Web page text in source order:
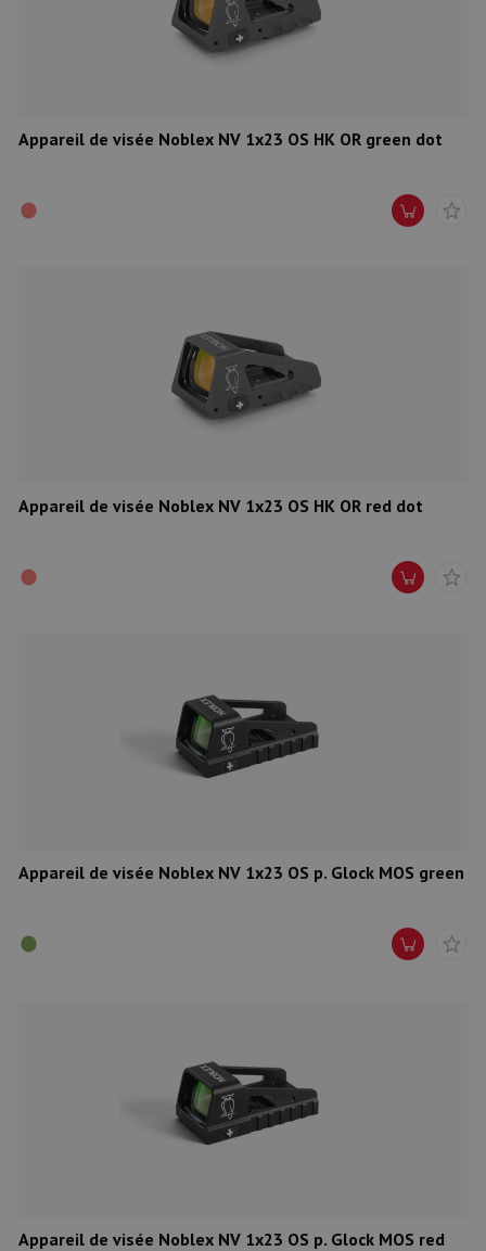
Appareil de visée Noblex NV 1x23 OS HK OR green dot
Appareil de visée Noblex NV 1x23 OS HK OR red dot
Appareil de visée Noblex NV 1x23 OS p. Glock MOS green
Appareil de visée Noblex NV 1x23 OS p. Glock MOS red